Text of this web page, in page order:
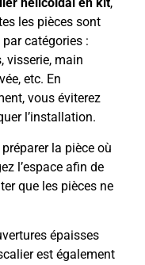
les pièces sont
catégories :
visserie, main
etc. En
vous éviterez
l’installation.
la pièce où
l’espace afin de
que les pièces ne
épaisses
est également